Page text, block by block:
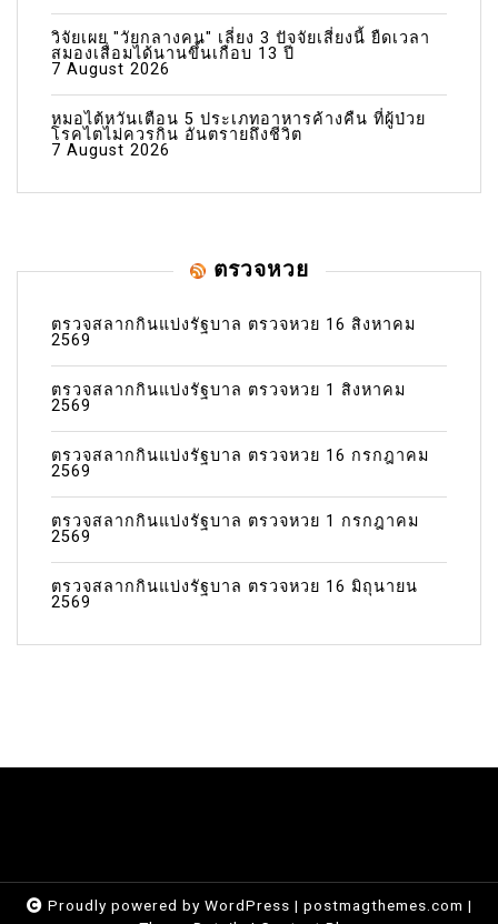
วิจัยเผย "วัยกลางคน" เลี่ยง 3 ปัจจัยเสี่ยงนี้ ยืดเวลา
สมองเสื่อมได้นานขึ้นเกือบ 13 ปี
7 August 2026
หมอไต้หวันเตือน 5 ประเภทอาหารค้างคืน ที่ผู้ป่วย
โรคไตไม่ควรกิน อันตรายถึงชีวิต
7 August 2026
ตรวจหวย
ตรวจสลากกินแบ่งรัฐบาล ตรวจหวย 16 สิงหาคม
2569
ตรวจสลากกินแบ่งรัฐบาล ตรวจหวย 1 สิงหาคม
2569
ตรวจสลากกินแบ่งรัฐบาล ตรวจหวย 16 กรกฎาคม
2569
ตรวจสลากกินแบ่งรัฐบาล ตรวจหวย 1 กรกฎาคม
2569
ตรวจสลากกินแบ่งรัฐบาล ตรวจหวย 16 มิถุนายน
2569
Proudly powered by WordPress | postmagthemes.com |